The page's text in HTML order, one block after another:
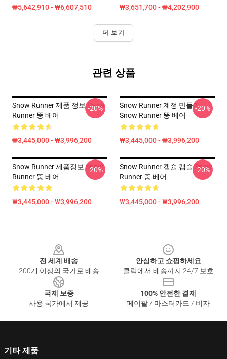
₩5,642,910 - ₩6,607,510 ₩3,651,700 - ₩4,202,900
더 보기
관련 상품
Snow Runner 제품 정보 Snow
Runner 뚱 베어
₩3,445,000 - ₩3,996,200
-20%
Snow Runner 계정 만들기
Snow Runner 뚱 베어
₩3,445,000 - ₩3,996,200
-20%
Snow Runner 제품정보 Snow
Runner 뚱 베어
₩3,445,000 - ₩3,996,200
-20%
Snow Runner 캡슐 캡슐 Snow
Runner 뚱 베어
₩3,445,000 - ₩3,996,200
-20%
전 세계 배송
200개 이상의 국가로 배송
안심하고 쇼핑하세요
클릭에서 배송까지 24/7 보호
국제 보증
사용 국가에서 제공
100% 안전한 결제
페이팔 / 마스터카드 / 비자
기타 제품